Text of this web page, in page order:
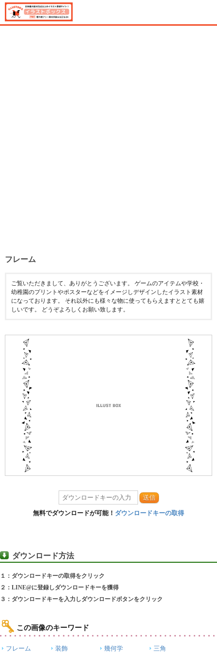
フレーム
ご覧いただきまして、ありがとうございます。 ゲームのアイテムや学校・
幼稚園のプリントやポスターなどをイメージしデザインしたイラスト素材
になっております。 それ以外にも様々な物に使ってもらえますととても嬉
しいです。 どうぞよろしくお願い致します。
送信
無料でダウンロードが可能！ ダウンロードキーの取得
ダウンロード方法
１：ダウンロードキーの取得をクリック
２：LINE@に登録しダウンロードキーを獲得
３：ダウンロードキーを入力しダウンロードボタンをクリック
この画像のキーワード
フレーム 装飾 幾何学 三角